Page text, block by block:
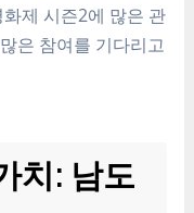
제 시즌2에 많은 관
은 참여를 기다리고
치: 남도